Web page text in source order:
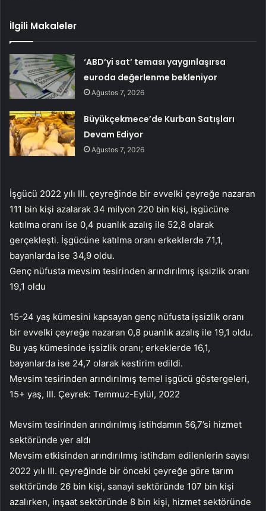
İlgili Makaleler
‘ABD’yi sat’ teması yaygınlaşırsa
euroda değerlenme bekleniyor
Ağustos 7, 2026
Büyükçekmece’de Kurban Satışları
Devam Ediyor
Ağustos 7, 2026
İşgücü 2022 yılı III. çeyreğinde bir evvelki çeyreğe nazaran
111 bin kişi azalarak 34 milyon 220 bin kişi, işgücüne
katılma oranı ise 0,4 puanlık azalış ile 52,8 olarak
gerçekleşti. İşgücüne katılma oranı erkeklerde 71,1,
bayanlarda ise 34,9 oldu.
Genç nüfusta mevsim tesirinden arındırılmış işsizlik oranı
19,1 oldu
15-24 yaş kümesini kapsayan genç nüfusta işsizlik oranı
bir evvelki çeyreğe nazaran 0,8 puanlık azalış ile 19,1 oldu.
Bu yaş kümesinde işsizlik oranı; erkeklerde 16,1,
bayanlarda ise 24,7 olarak kestirim edildi.
Mevsim tesirinden arındırılmış temel işgücü göstergeleri,
15+ yaş, III. Çeyrek: Temmuz-Eylül, 2022
Mevsim tesirinden arındırılmış istihdamın 56,7’si hizmet
sektöründe yer aldı
Mevsim etkisinden arındırılmış istihdam edilenlerin sayısı
2022 yılı III. çeyreğinde bir önceki çeyreğe göre tarım
sektöründe 26 bin kişi, sanayi sektöründe 107 bin kişi
azalırken, inşaat sektöründe 8 bin kişi, hizmet sektöründe